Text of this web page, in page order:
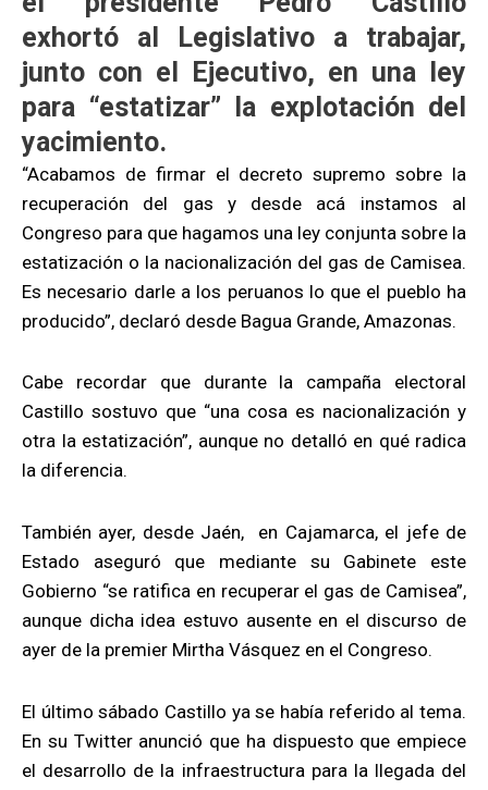
exhortó al Legislativo a trabajar,
junto con el Ejecutivo, en una ley
para “estatizar” la explotación del
yacimiento.
“Acabamos de firmar el decreto supremo sobre la
recuperación del gas y desde acá instamos al
Congreso para que hagamos una ley conjunta sobre la
estatización o la nacionalización del gas de Camisea.
Es necesario darle a los peruanos lo que el pueblo ha
producido”, declaró desde Bagua Grande, Amazonas.
Cabe recordar que durante la campaña electoral
Castillo sostuvo que “una cosa es nacionalización y
otra la estatización”, aunque no detalló en qué radica
la diferencia.
También ayer, desde Jaén, en Cajamarca, el jefe de
Estado aseguró que mediante su Gabinete este
Gobierno “se ratifica en recuperar el gas de Camisea”,
aunque dicha idea estuvo ausente en el discurso de
ayer de la premier Mirtha Vásquez en el Congreso.
El último sábado Castillo ya se había referido al tema.
En su Twitter anunció que ha dispuesto que empiece
el desarrollo de la infraestructura para la llegada del